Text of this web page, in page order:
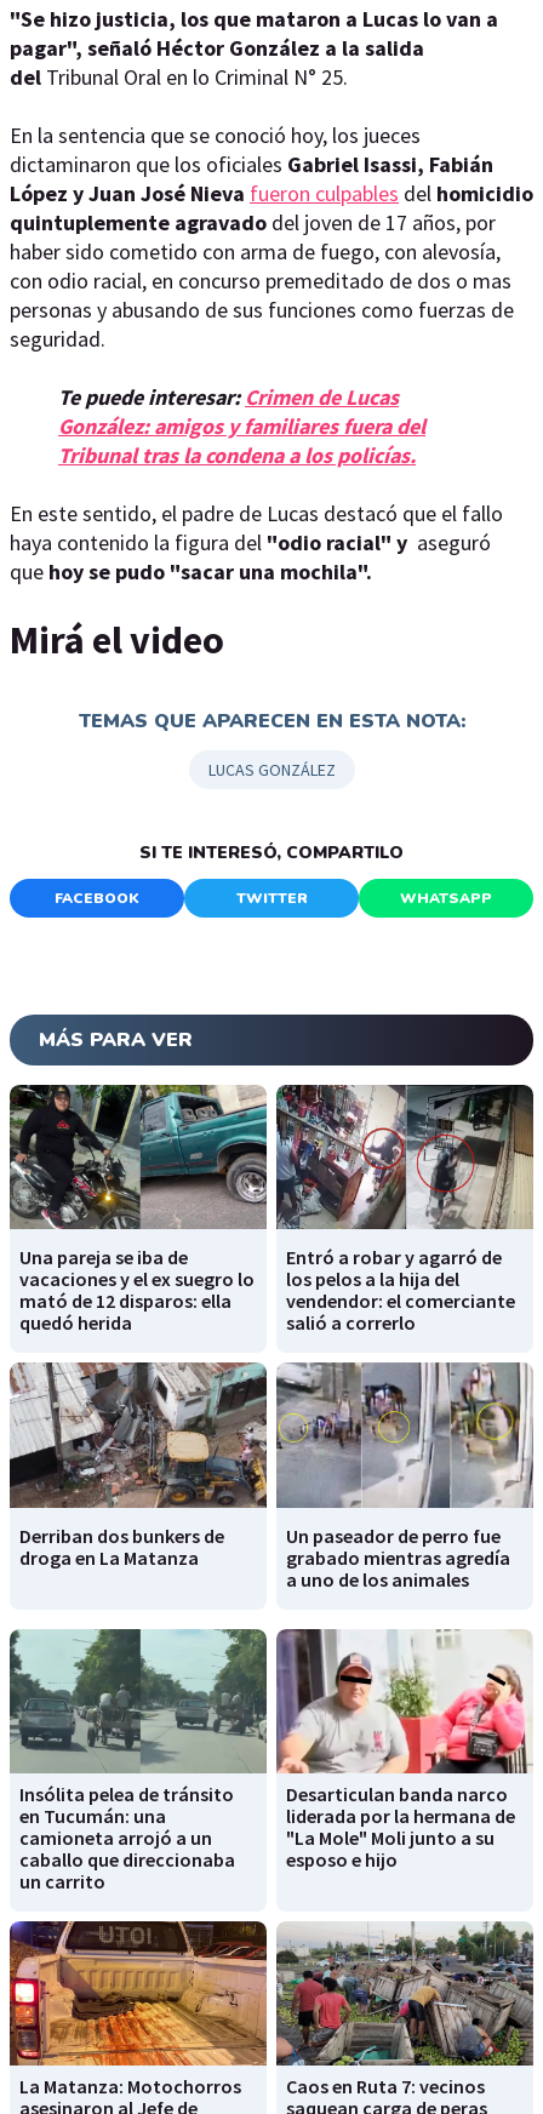
"Se hizo justicia, los que mataron a Lucas lo van a
pagar", señaló Héctor González a la salida
del Tribunal Oral en lo Criminal N° 25.
En la sentencia que se conoció hoy, los jueces
dictaminaron que los oficiales Gabriel Isassi, Fabián
López y Juan José Nieva fueron culpables del homicidio
quintuplemente agravado del joven de 17 años, por
haber sido cometido con arma de fuego, con alevosía,
con odio racial, en concurso premeditado de dos o mas
personas y abusando de sus funciones como fuerzas de
seguridad.
Te puede interesar:Crimen de Lucas
González: amigos y familiares fuera del
Tribunal tras la condena a los policías.
En este sentido, el padre de Lucas destacó que el fallo
haya contenido la figura del "odio racial" y aseguró
que hoy se pudo "sacar una mochila".
Mirá el video
TEMAS QUE APARECEN EN ESTA NOTA:
LUCAS GONZÁLEZ
SI TE INTERESÓ, COMPARTILO
FACEBOOK TWITTER WHATSAPP
MÁS PARA VER
Una pareja se iba de
vacaciones y el ex suegro lo
mató de 12 disparos: ella
quedó herida
Entró a robar y agarró de
los pelos a la hija del
vendendor: el comerciante
salió a correrlo
Derriban dos bunkers de
droga en La Matanza
Un paseador de perro fue
grabado mientras agredía
a uno de los animales
Insólita pelea de tránsito
en Tucumán: una
camioneta arrojó a un
caballo que direccionaba
un carrito
Desarticulan banda narco
liderada por la hermana de
"La Mole" Moli junto a su
esposo e hijo
La Matanza: Motochorros
asesinaron al Jefe de
Caos en Ruta 7: vecinos
saquean carga de peras